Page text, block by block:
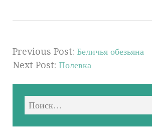
Previous Post: Беличья обезьяна
Next Post: Полевка